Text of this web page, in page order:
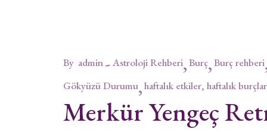
By admin Astroloji Rehberi Burç Burç rehberi
Gökyüzü Durumu haftalık etkiler, haftalık burçlar
Merkür Yengeç